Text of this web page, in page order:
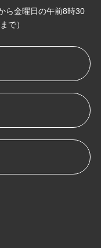
ら金曜日の午前8時30
で）